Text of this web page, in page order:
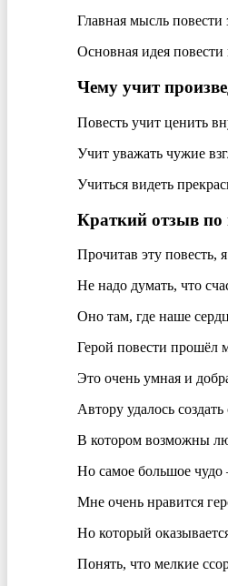
Главная мысль
Основная идея повести
Чему учит
Повесть учит ценить
Учит уважать чужие
Учиться видеть
Краткий отзыв по
Прочитав эту повесть,
Не надо думать, что
Оно там, где наше
Герой повести прошёл
Это очень умная и
Автору удалось
В котором возможны
Но самое большое
Мне очень нравится
Но который
Понять, что мелкие